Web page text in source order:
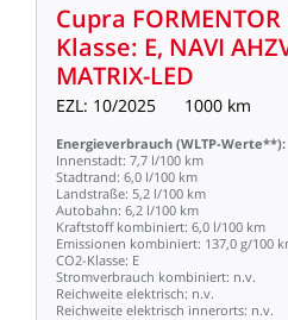
Cupra FORMENTOR
Klasse: E, NAVI
MATRIX-LED
EZL: 10/2025 1000 km
Energieverbrauch (WLTP-Werte**):
Innenstadt: 7,7 l/100 km
Stadtrand: 6,0 l/100 km
Landstraße: 5,2 l/100 km
Autobahn: 6,2 l/100 km
Kraftstoff kombiniert: 6,0 l/100 km
Emissionen kombiniert: 137,0 g/100
CO2-Klasse: E
Stromverbrauch kombiniert: n.v.
Reichweite elektrisch: n.v.
Reichweite elektrisch innerorts: n.v.